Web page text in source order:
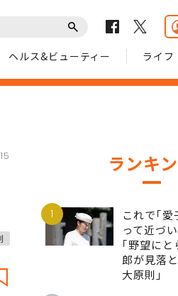
ヘルス&ビューティー ライフ
ランキ
1
これで｢愛
って近づ
｢野望にと
郎が見落
大原則｣